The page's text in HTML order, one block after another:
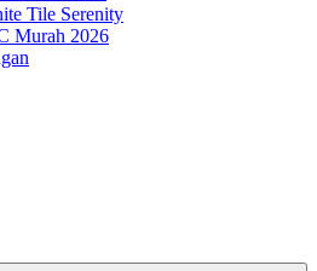
Tile Serenity
Murah 2026